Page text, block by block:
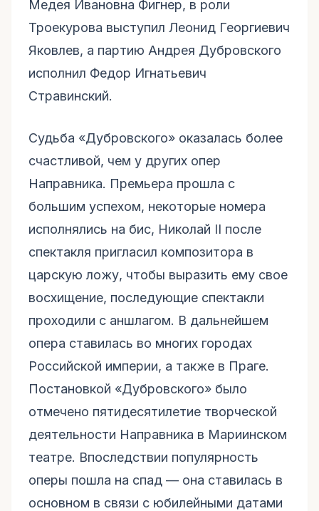
Медея Ивановна Фигнер, в роли
Троекурова выступил Леонид Георгиевич
Яковлев, а партию Андрея Дубровского
исполнил Федор Игнатьевич
Стравинский.
Судьба «Дубровского» оказалась более
счастливой, чем у других опер
Направника. Премьера прошла с
большим успехом, некоторые номера
исполнялись на бис, Николай II после
спектакля пригласил композитора в
царскую ложу, чтобы выразить ему свое
восхищение, последующие спектакли
проходили с аншлагом. В дальнейшем
опера ставилась во многих городах
Российской империи, а также в Праге.
Постановкой «Дубровского» было
отмечено пятидесятилетие творческой
деятельности Направника в Мариинском
театре. Впоследствии популярность
оперы пошла на спад — она ставилась в
основном в связи с юбилейными датами